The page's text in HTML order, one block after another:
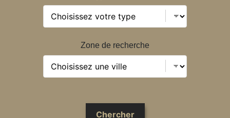
Zone de recherche